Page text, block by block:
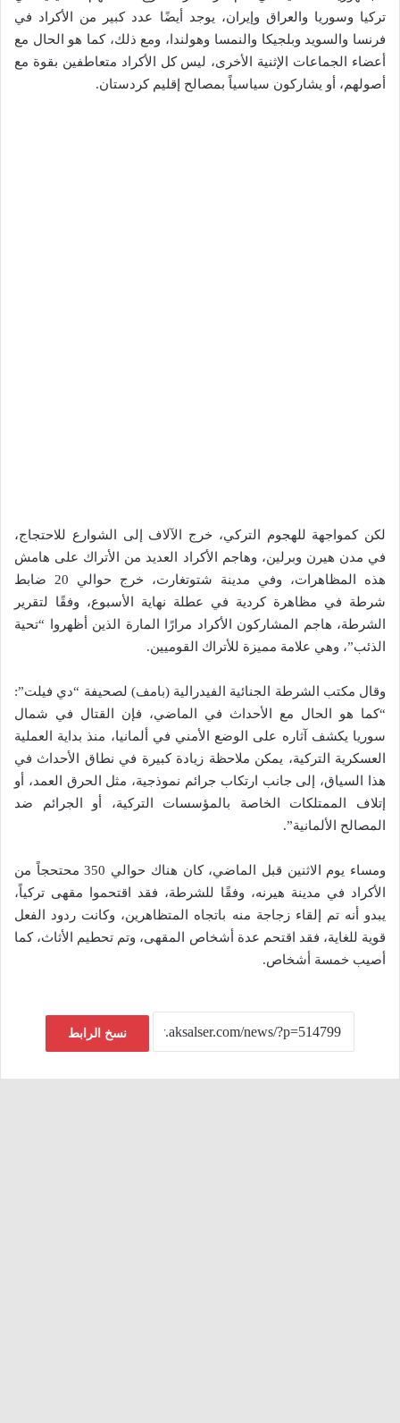
تركيا وسوريا والعراق وإيران، يوجد أيضًا عدد كبير من الأكراد في
فرنسا والسويد وبلجيكا والنمسا وهولندا، ومع ذلك، كما هو الحال مع
أعضاء الجماعات الإثنية الأخرى، ليس كل الأكراد متعاطفين بقوة مع
أصولهم، أو يشاركون سياسياً بمصالح إقليم كردستان.
لكن كمواجهة للهجوم التركي، خرج الآلاف إلى الشوارع للاحتجاج،
في مدن هيرن وبرلين، وهاجم الأكراد العديد من الأتراك على هامش
هذه المظاهرات، وفي مدينة شتوتغارت، خرج حوالي 20 ضابط
شرطة في مظاهرة كردية في عطلة نهاية الأسبوع، وفقًا لتقرير
الشرطة، هاجم المشاركون الأكراد مرارًا المارة الذين أظهروا “تحية
الذئب”، وهي علامة مميزة للأتراك القوميين.
وقال مكتب الشرطة الجنائية الفيدرالية (بامف) لصحيفة “دي فيلت”:
“كما هو الحال مع الأحداث في الماضي، فإن القتال في شمال
سوريا يكشف آثاره على الوضع الأمني ​​في ألمانيا، منذ بداية العملية
العسكرية التركية، يمكن ملاحظة زيادة كبيرة في نطاق الأحداث في
هذا السياق، إلى جانب ارتكاب جرائم نموذجية، مثل الحرق العمد، أو
إتلاف الممتلكات الخاصة بالمؤسسات التركية، أو الجرائم ضد
المصالح الألمانية”.
ومساء يوم الاثنين قبل الماضي، كان هناك حوالي 350 محتحجاً من
الأكراد في مدينة هيرنه، وفقًا للشرطة، فقد اقتحموا مقهى تركياً،
يبدو أنه تم إلقاء زجاجة منه باتجاه المتظاهرين، وكانت ردود الفعل
قوية للغاية، فقد اقتحم عدة أشخاص المقهى، وتم تحطيم الأثاث، كما
أصيب خمسة أشخاص.
نسخ الرابط